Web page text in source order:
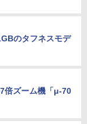
のタフネスモデ
倍ズーム機「μ-70